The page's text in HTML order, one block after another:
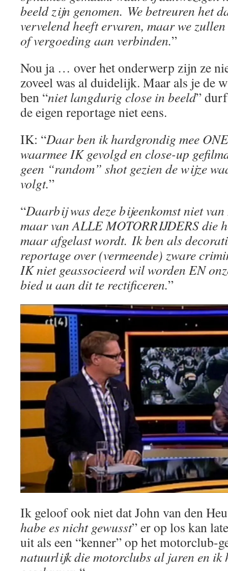
beeld zijn genomen. We betreuren het
vervelend heeft ervaren, maar we
of vergoeding aan verbinden.”
Nou ja … over het onderwerp zijn ze
zoveel was al duidelijk. Maar als je de
ben “niet langdurig close in beeld”
de eigen reportage niet eens.
IK: “Daar ben ik hardgrondig mee
waarmee IK gevolgd en close-up
geen “random” shot gezien de wijze
volgt.”
“Daarbij was deze bijeenkomst niet
maar van ALLE MOTORRIJDERS die
maar afgelast wordt. Ik ben als
reportage over (vermeende) zware
IK niet geassocieerd wil worden EN
bied u aan dit te rectificeren.”
Ik geloof ook niet dat John van den
habe es nicht gewusst” er op los kan
uit als een “kenner” op het motorclub-
natuurlijk die motorclubs al jaren en ik